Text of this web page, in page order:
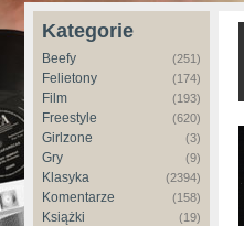
Kategorie
Beefy (251)
Felietony (174)
Film (193)
Freestyle (620)
Girlzone (3)
Gry (9)
Klasyka (2394)
Komentarze (158)
Książki (19)